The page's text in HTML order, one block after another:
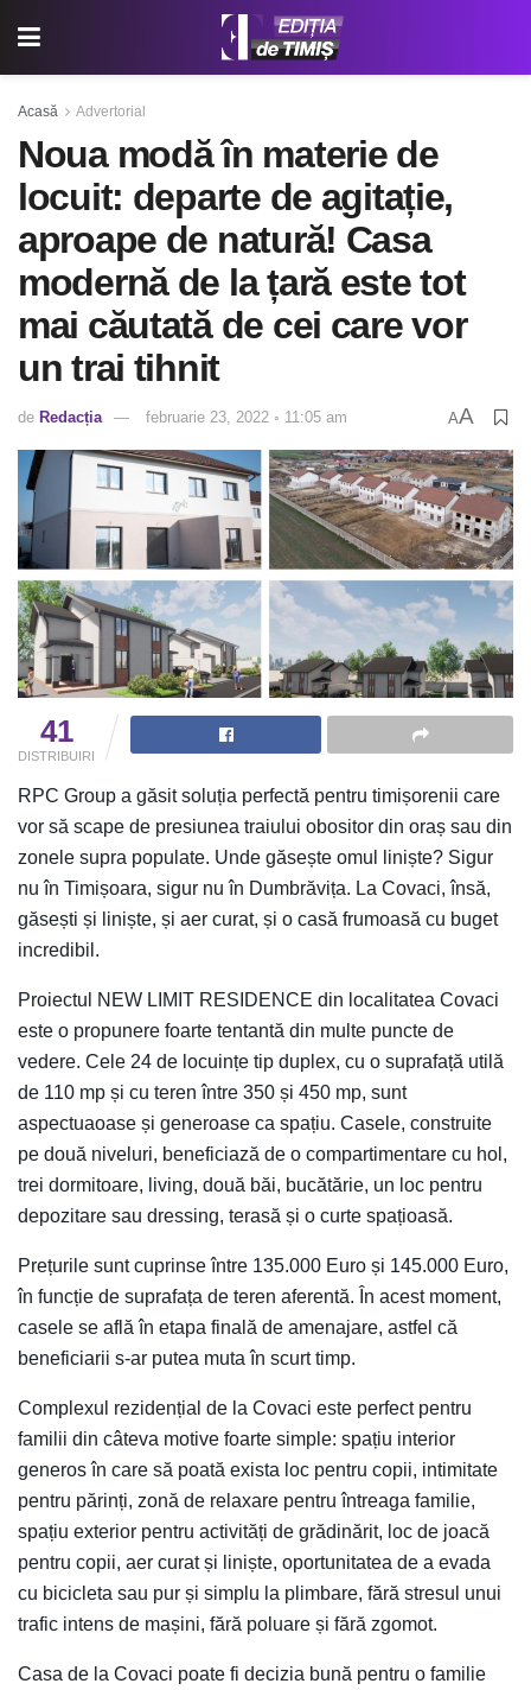
Acasă Advertorial
Noua modă în materie de
locuit: departe de agitație,
aproape de natură! Casa
modernă de la țară este tot
mai căutată de cei care vor
un trai tihnit
de Redacția februarie 23, 2022 ◦ 11:05 am AA
41
DISTRIBUIRI
RPC Group a găsit soluția perfectă pentru timișorenii care
vor să scape de presiunea traiului obositor din oraș sau din
zonele supra populate. Unde găsește omul liniște? Sigur
nu în Timișoara, sigur nu în Dumbrăvița. La Covaci, însă,
găsești și liniște, și aer curat, și o casă frumoasă cu buget
incredibil.
Proiectul NEW LIMIT RESIDENCE din localitatea Covaci
este o propunere foarte tentantă din multe puncte de
vedere. Cele 24 de locuințe tip duplex, cu o suprafață utilă
de 110 mp și cu teren între 350 și 450 mp, sunt
aspectuaoase și generoase ca spațiu. Casele, construite
pe două niveluri, beneficiază de o compartimentare cu hol,
trei dormitoare, living, două băi, bucătărie, un loc pentru
depozitare sau dressing, terasă și o curte spațioasă.
Prețurile sunt cuprinse între 135.000 Euro și 145.000 Euro,
în funcție de suprafața de teren aferentă. În acest moment,
casele se află în etapa finală de amenajare, astfel că
beneficiarii s-ar putea muta în scurt timp.
Complexul rezidențial de la Covaci este perfect pentru
familii din câteva motive foarte simple: spațiu interior
generos în care să poată exista loc pentru copii, intimitate
pentru părinți, zonă de relaxare pentru întreaga familie,
spațiu exterior pentru activități de grădinărit, loc de joacă
pentru copii, aer curat și liniște, oportunitatea de a evada
cu bicicleta sau pur și simplu la plimbare, fără stresul unui
trafic intens de mașini, fără poluare și fără zgomot.
Casa de la Covaci poate fi decizia bună pentru o familie